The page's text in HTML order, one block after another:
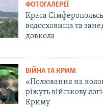
ФОТОГАЛЕРЕЇ
Краса
водосховища та
довкола
ВІЙНА ТА КРИМ
«Полювання на
ріжуть військову
Криму